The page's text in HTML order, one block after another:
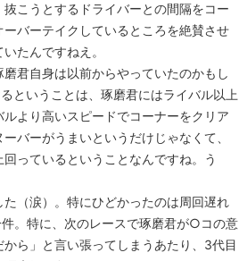
こうとするドライバーとの間隔をコー
バーテイクしているところを絶賛させ
たんですねえ。
君自身は以前からやっていたのかもし
ということは、琢磨君にはライバル以上
より高いスピードでコーナーをクリア
バーがうまいというだけじゃなくて、
っているということなんですね。う
（涙）。特にひどかったのは周回遅れ
。特に、次のレースで琢磨君が○コの意
ら」と言い張ってしまうあたり、3代目